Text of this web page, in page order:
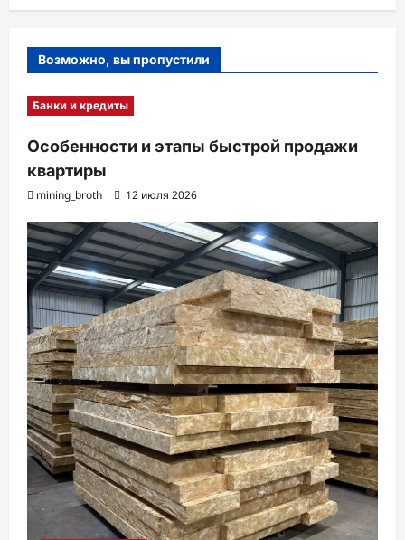
Возможно, вы пропустили
Банки и кредиты
Особенности и этапы быстрой продажи
квартиры
mining_broth 12 июля 2026